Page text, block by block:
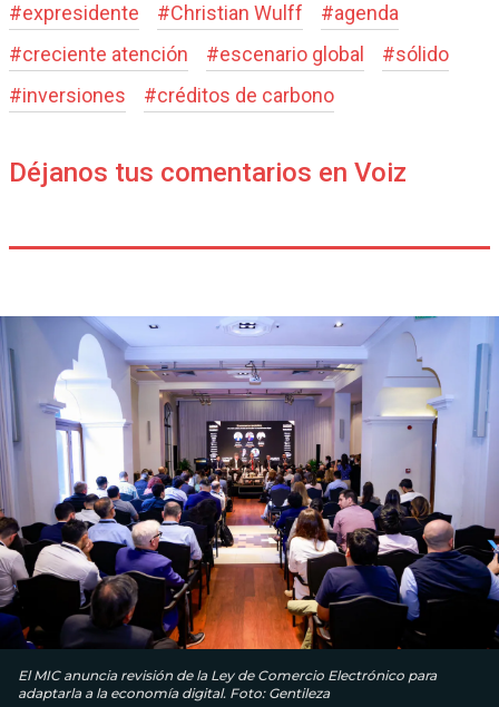
#expresidente #Christian Wulff #agenda
#creciente atención #escenario global #sólido
#inversiones #créditos de carbono
Déjanos tus comentarios en Voiz
El MIC anuncia revisión de la Ley de Comercio Electrónico para
adaptarla a la economía digital. Foto: Gentileza